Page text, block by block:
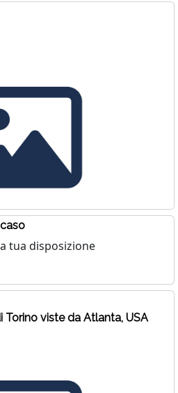
tua disposizione
Torino viste da Atlanta, USA